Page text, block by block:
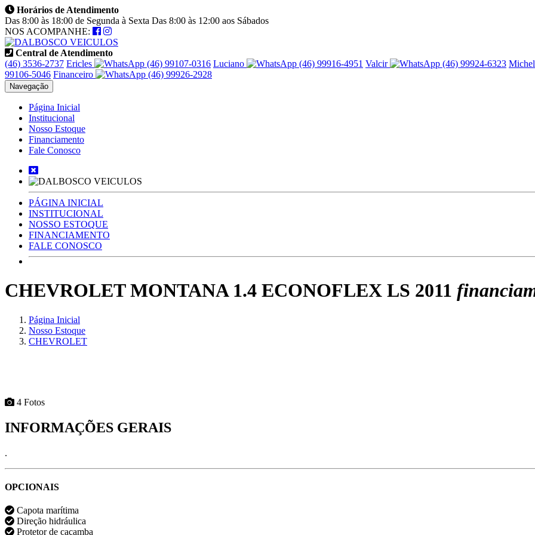
Horários de Atendimento
Das 8:00 às 18:00 de Segunda à Sexta Das 8:00 às 12:00 aos Sábados
NOS ACOMPANHE:
Central de Atendimento
(46) 3536-2737 Ericles (46) 99107-0316 Luciano (46) 99916-4951 Valcir (46) 99924-6323 Michel
99106‑5046 Financeiro (46) 99926-2928
Navegação
Página Inicial
Institucional
Nosso Estoque
Financiamento
Fale Conosco
PÁGINA INICIAL
INSTITUCIONAL
NOSSO ESTOQUE
FINANCIAMENTO
FALE CONOSCO
CHEVROLET MONTANA 1.4 ECONOFLEX LS 2011
Página Inicial
Nosso Estoque
CHEVROLET
4 Fotos
INFORMAÇÕES GERAIS
.
OPCIONAIS
Capota marítima
Direção hidráulica
Protetor de caçamba